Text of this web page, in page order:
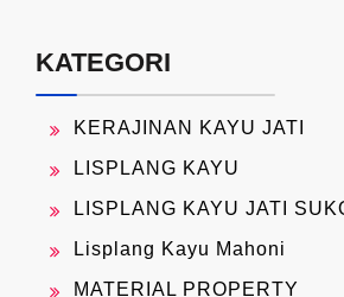
KATEGORI
KERAJINAN KAYU JATI
LISPLANG KAYU
LISPLANG KAYU JATI
Lisplang Kayu Mahoni
MATERIAL PROPERTY